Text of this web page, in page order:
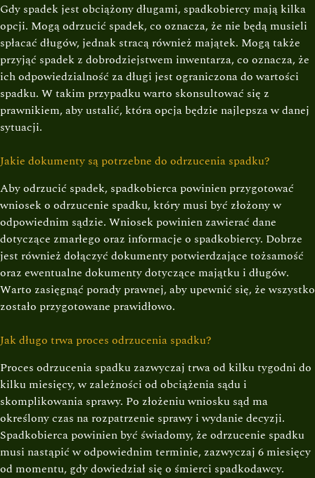
Gdy spadek jest obciążony długami, spadkobiercy mają kilka
opcji. Mogą odrzucić spadek, co oznacza, że nie będą musieli
spłacać długów, jednak stracą również majątek. Mogą także
przyjąć spadek z dobrodziejstwem inwentarza, co oznacza, że
ich odpowiedzialność za długi jest ograniczona do wartości
spadku. W takim przypadku warto skonsultować się z
prawnikiem, aby ustalić, która opcja będzie najlepsza w danej
sytuacji.
Jakie dokumenty są potrzebne do odrzucenia spadku?
Aby odrzucić spadek, spadkobierca powinien przygotować
wniosek o odrzucenie spadku, który musi być złożony w
odpowiednim sądzie. Wniosek powinien zawierać dane
dotyczące zmarłego oraz informacje o spadkobiercy. Dobrze
jest również dołączyć dokumenty potwierdzające tożsamość
oraz ewentualne dokumenty dotyczące majątku i długów.
Warto zasięgnąć porady prawnej, aby upewnić się, że wszystko
zostało przygotowane prawidłowo.
Jak długo trwa proces odrzucenia spadku?
Proces odrzucenia spadku zazwyczaj trwa od kilku tygodni do
kilku miesięcy, w zależności od obciążenia sądu i
skomplikowania sprawy. Po złożeniu wniosku sąd ma
określony czas na rozpatrzenie sprawy i wydanie decyzji.
Spadkobierca powinien być świadomy, że odrzucenie spadku
musi nastąpić w odpowiednim terminie, zazwyczaj 6 miesięcy
od momentu, gdy dowiedział się o śmierci spadkodawcy.